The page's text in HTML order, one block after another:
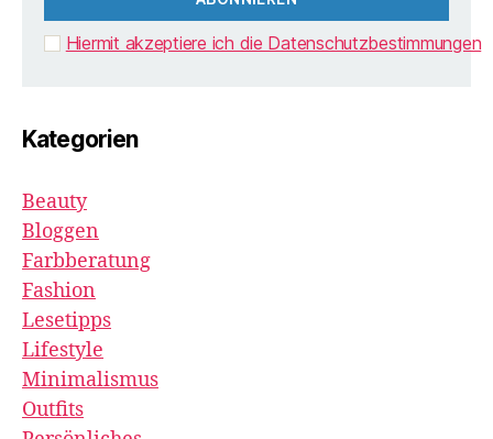
Hiermit akzeptiere ich die Datenschutzbestimmungen
Kategorien
Beauty
Bloggen
Farbberatung
Fashion
Lesetipps
Lifestyle
Minimalismus
Outfits